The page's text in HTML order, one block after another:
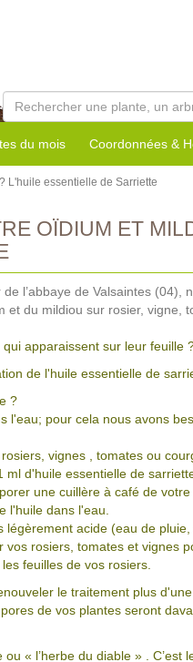
du mois Coordonnées &
L'huile essentielle de Sarriette
OÏDIUM ET
l’abbaye de Valsaintes (04),
du mildiou sur rosier, vigne,
apparaissent sur leur feuille
de l'huile essentielle de
?
l'eau; pour cela nous avons
vignes , tomates ou
d'huile essentielle de
une cuillère à café de votre
l'huile dans l'eau.
acide (eau de
rosiers, tomates et vignes
feuilles de vos rosiers.
le traitement plus
de vos plantes seront
« l’herbe du diable » . C’est